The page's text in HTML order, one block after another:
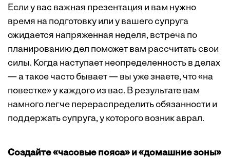
Если у вас важная презентация и вам нужно
время на подготовку или у вашего супруга
ожидается напряженная неделя, встреча по
планированию дел поможет вам рассчитать свои
силы. Когда наступает неопределенность в делах
— а такое часто бывает — вы уже знаете, что «на
повестке» у каждого из вас. В результате вам
намного легче перераспределить обязанности и
поддержать супруга, у которого возник аврал.
Создайте «часовые пояса» и «домашние зоны»